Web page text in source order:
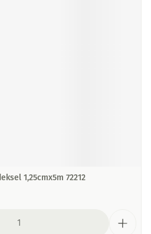
1,25cmx5m 72212